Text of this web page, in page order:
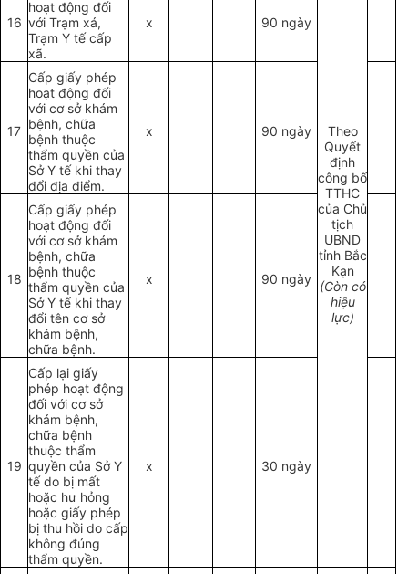
Theo
Quyết
định
công bố
TTHC
của Chủ
tịch
UBND
tỉnh Bắc
Kạn
(Còn có
hiệu
lực)
16
hoạt động đối
với Trạm xá,
Trạm Y tế cấp
xã.
x 90 ngày
17
Cấp giấy phép
hoạt động đối
với cơ sở khám
bệnh, chữa
bệnh thuộc
thẩm quyền của
Sở Y tế khi thay
đổi địa điểm.
x 90 ngày
18
Cấp giấy phép
hoạt động đối
với cơ sở khám
bệnh, chữa
bệnh thuộc
thẩm quyền của
Sở Y tế khi thay
đổi tên cơ sở
khám bệnh,
chữa bệnh.
x 90 ngày
19
Cấp lại giấy
phép hoạt động
đối với cơ sở
khám bệnh,
chữa bệnh
thuộc thẩm
quyền của Sở Y
tế do bị mất
hoặc hư hỏng
hoặc giấy phép
bị thu hồi do cấp
không đúng
thẩm quyền.
x 30 ngày